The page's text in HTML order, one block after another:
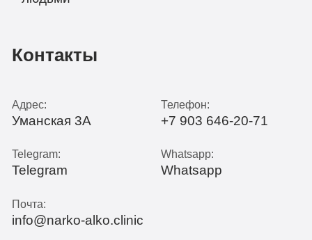
Контакты
Адрес:
Уманская 3А
Телефон:
+7 903 646-20-71
Telegram:
Telegram
Whatsapp:
Whatsapp
Почта:
info@narko-alko.clinic